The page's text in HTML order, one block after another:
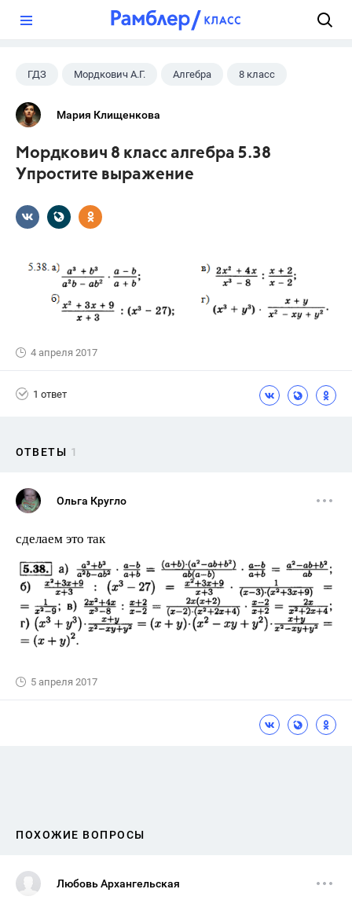
ГДЗ Мордкович А.Г. Алгебра 8 класс
Мария Клищенкова
Мордкович 8 класс алгебра 5.38
Упростите выражение
4 апреля 2017
1 ответ
ОТВЕТЫ 1
Ольга Кругло
сделаем это так
5 апреля 2017
ПОХОЖИЕ ВОПРОСЫ
Любовь Архангельская